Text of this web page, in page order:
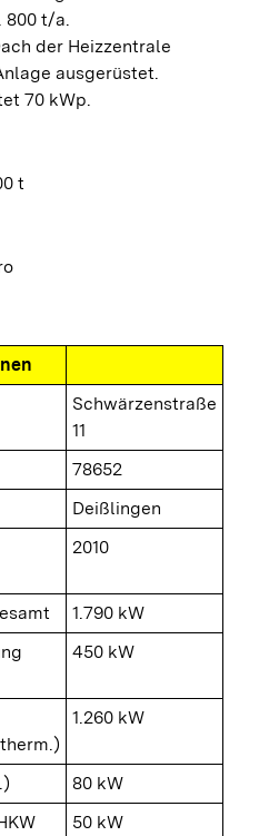
800 t/a.
der Heizzentrale
ausgerüstet.
70 kWp.
t
Schwärzenstraße
11
78652
Deißlingen
2010
1.790 kW
450 kW
1.260 kW
80 kW
50 kW